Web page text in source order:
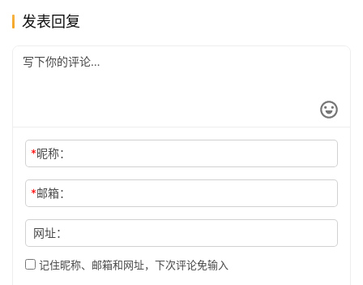
司
科
发表回复
*昵称：
*邮箱：
网址：
记住昵称、邮箱和网址，下次评论免输入